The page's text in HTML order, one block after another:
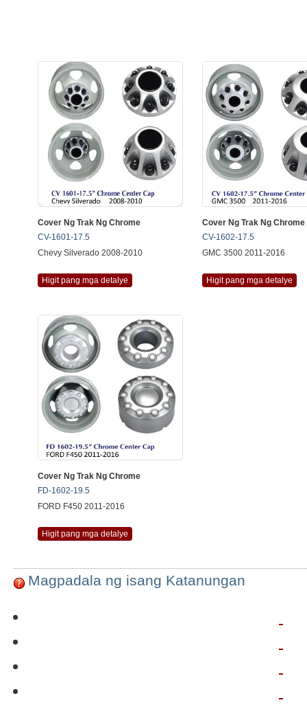
Cover Ng Trak Ng Chrome
CV-1601-17.5
Chevy Silverado 2008-2010
Higit pang mga detalye
Cover Ng Trak Ng Chrome
CV-1602-17.5
GMC 3500 2011-2016
Higit pang mga detalye
Cover Ng Trak Ng Chrome
FD-1602-19.5
FORD F450 2011-2016
Higit pang mga detalye
Magpadala ng isang Katanungan